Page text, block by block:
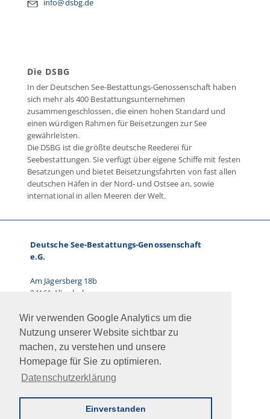
Wir verwenden Google Analytics um die
Nutzung unserer Website sichtbar zu
machen, zu verstehen und unsere
Homepage für Sie zu optimieren.
Datenschutzerklärung
Einverstanden
Datenschutz
Kontakt
Die DSBG
In der Deutschen See-Bestattungs-Genossenschaft haben
sich mehr als 400 Bestattungsunternehmen
zusammengeschlossen, die einen hohen Standard und
einen würdigen Rahmen für Beisetzungen zur See
gewährleisten.
Die DSBG ist die größte deutsche Reederei für
Seebestattungen. Sie verfügt über eigene Schiffe mit festen
Besatzungen und bietet Beisetzungsfahrten von fast allen
deutschen Häfen in der Nord- und Ostsee an, sowie
international in allen Meeren der Welt.
Deutsche See-Bestattungs-Genossenschaft
e.G.
Am Jägersberg 18b
24161 Altenholz
Telefon: 0431.66 67 87-0
E-Mail: info@dsbg.de
Vorstand:
Ralf Paulsen, Marcus Kühn